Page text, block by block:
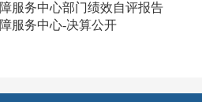
服务中心部门绩效自评报告
服务中心-决算公开